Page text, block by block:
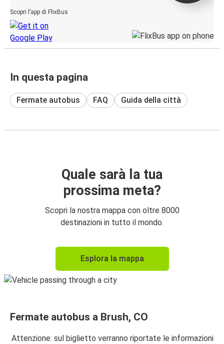
Scopri l’app di FlixBus
In questa pagina
Fermate autobus FAQ Guida della città
Quale sarà la tua
prossima meta?
Scopri la nostra mappa con oltre 8000
destinazioni in tutto il mondo.
Esplora la mappa
Fermate autobus a Brush, CO
Attenzione: sul biglietto verranno riportate le informazioni